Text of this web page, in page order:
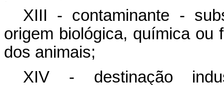
XIII - contaminante -
origem biológica, química ou
dos animais;
XIV - destinação